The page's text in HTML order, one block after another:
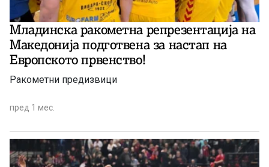
Младинска ракометна репрезентација на
Македонија подготвена за настап на
Европското првенство!
Ракометни предизвици
пред 1 мес.